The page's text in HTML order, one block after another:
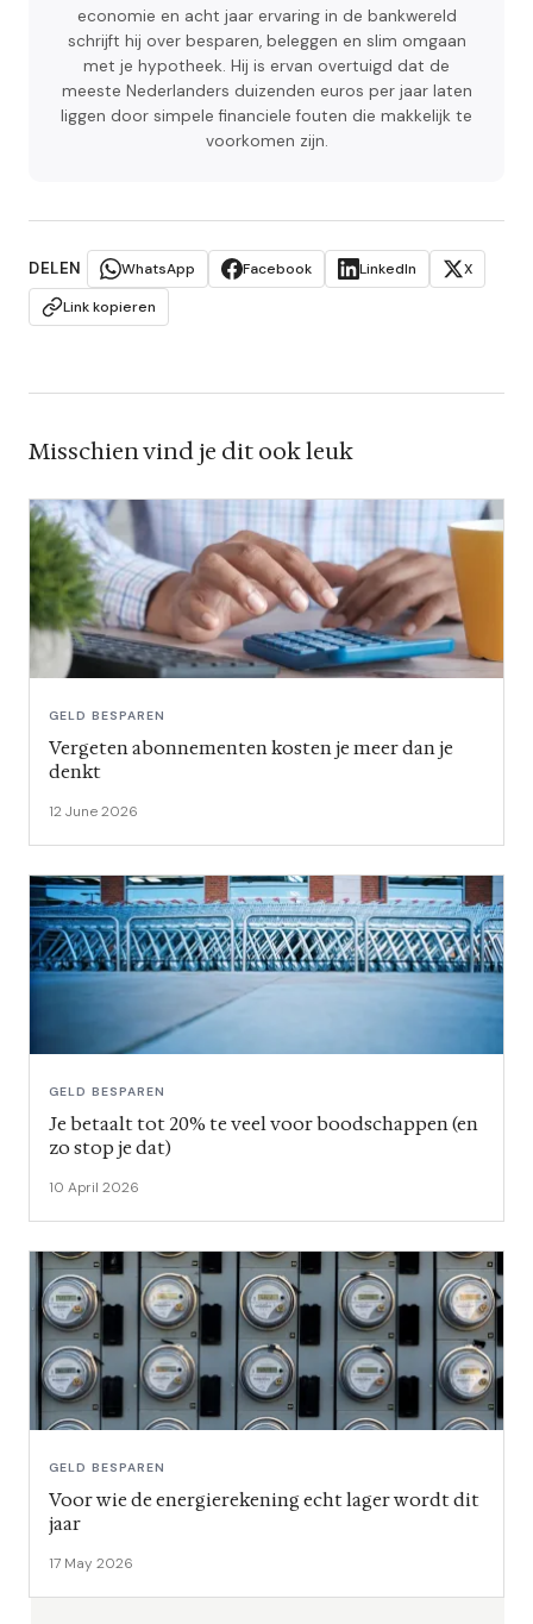
economie en acht jaar ervaring in de bankwereld
schrijft hij over besparen, beleggen en slim omgaan
met je hypotheek. Hij is ervan overtuigd dat de
meeste Nederlanders duizenden euros per jaar laten
liggen door simpele financiele fouten die makkelijk te
voorkomen zijn.
DELEN WhatsApp Facebook LinkedIn
X
Link kopieren
Misschien vind je dit ook leuk
GELD BESPAREN
Vergeten abonnementen kosten je meer dan je
denkt
12 June 2026
GELD BESPAREN
Je betaalt tot 20% te veel voor boodschappen (en
zo stop je dat)
10 April 2026
GELD BESPAREN
Voor wie de energierekening echt lager wordt dit
jaar
17 May 2026